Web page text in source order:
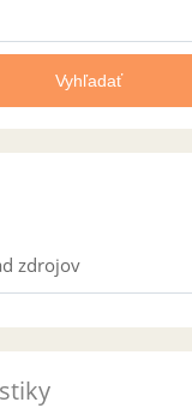
zdrojov